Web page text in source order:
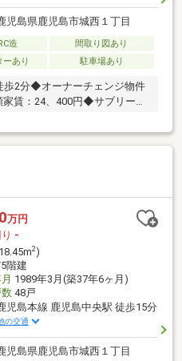
児島県鹿児島市城西１丁目
造
間取り図あり
ーあり 駐車場あり
2分◆オーナーチェンジ物件
賃：24、400円◆サブリース
ています
万円
-
2)
階建
1989年3月(築37年6ヶ月)
48戸
児島本線 鹿児島中央駅 徒歩15分
の交通
児島県鹿児島市城西１丁目